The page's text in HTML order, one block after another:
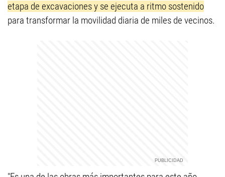
etapa de excavaciones y se ejecuta a ritmo sostenido
para transformar la movilidad diaria de miles de vecinos.